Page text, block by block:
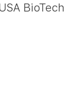
BioTech